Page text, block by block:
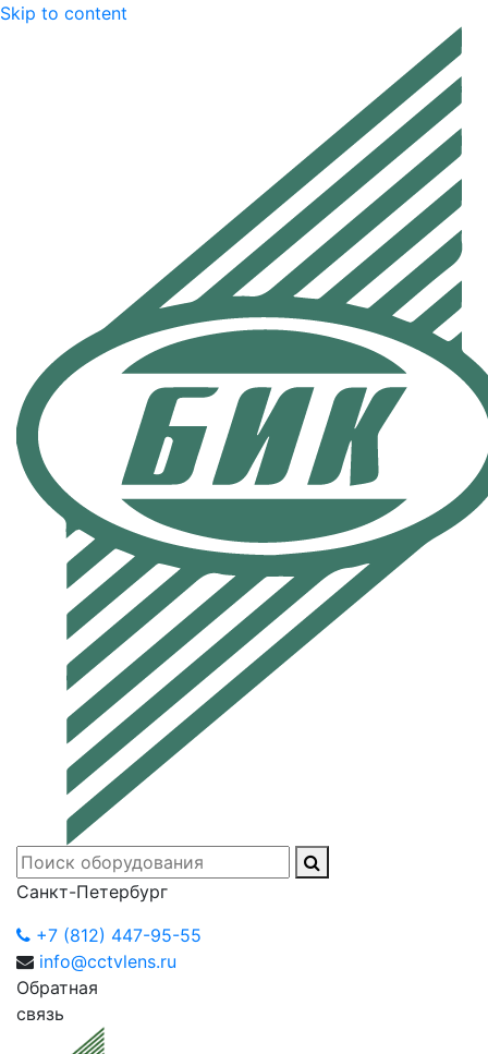
Skip to content
Санкт-Петербург
+7 (812) 447-95-55
info@cctvlens.ru
Обратная
связь